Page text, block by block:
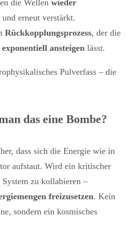
die Wellen wieder
und erneut verstärkt.
Rückkopplungsprozess, der die
exponentiell ansteigen lässt.
Pulverfass – die
das eine Bombe?
dass sich die Energie wie in
aufstaut. Wird ein kritischer
zu kollabieren –
freizusetzen. Kein
sondern ein kosmisches